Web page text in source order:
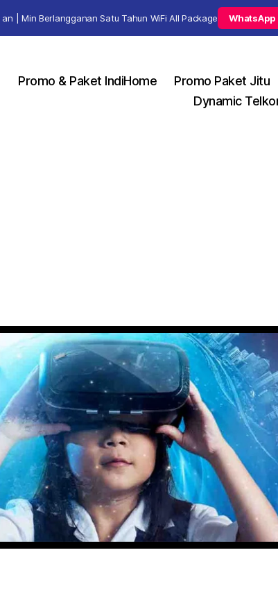
Promo & Paket IndiHome
Promo Paket Jitu
Dynamic
| Min Berlangganan Satu Tahun WiFi All Package WhatsApp